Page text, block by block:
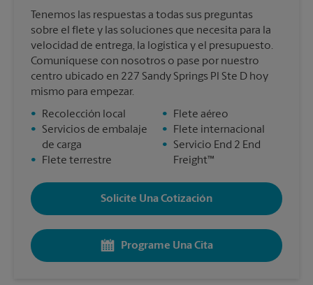
Tenemos las respuestas a todas sus preguntas
sobre el flete y las soluciones que necesita para la
velocidad de entrega, la logística y el presupuesto.
Comuníquese con nosotros o pase por nuestro
centro ubicado en 227 Sandy Springs Pl Ste D hoy
mismo para empezar.
•
Recolección local
•
Servicios de embalaje
de carga
•
Flete terrestre
•
Flete aéreo
•
Flete internacional
•
Servicio End 2 End
Freight™
Solicite Una Cotización
Programe Una Cita